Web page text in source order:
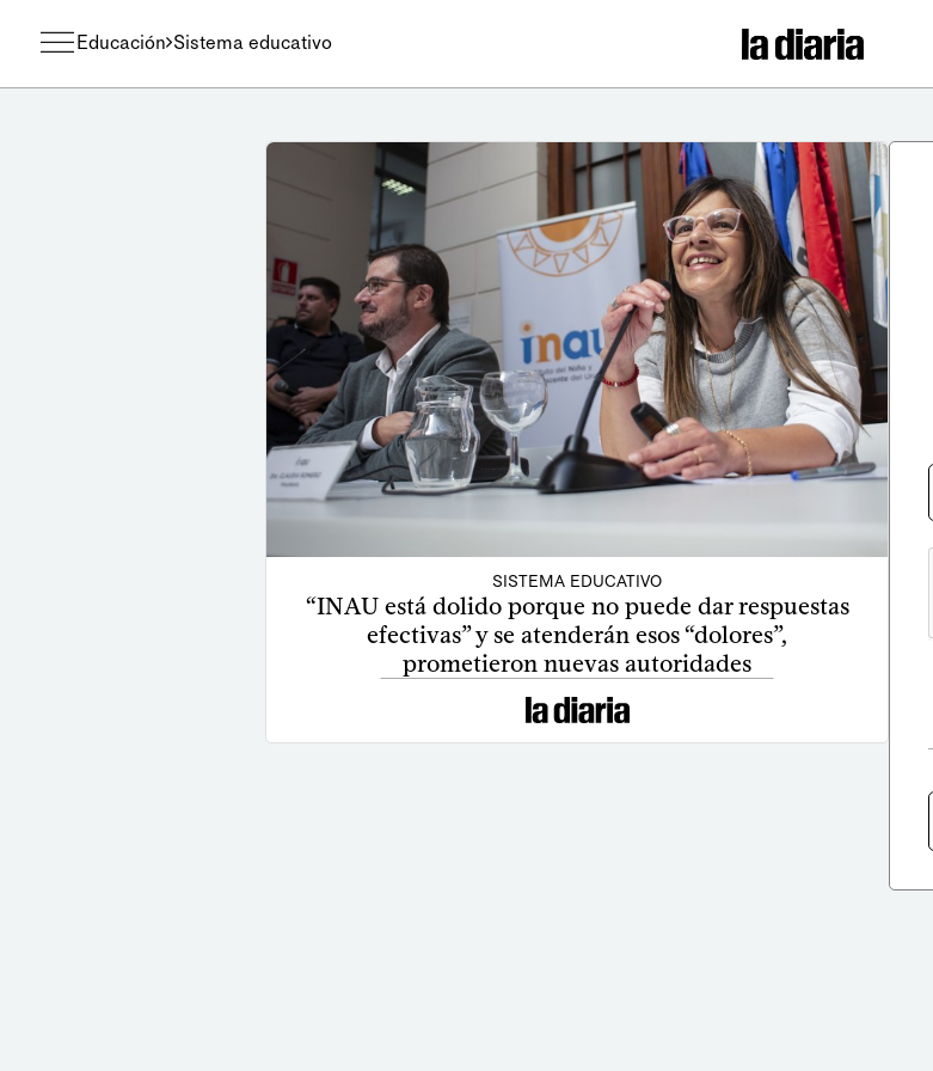
Educación Sistema educativo
SISTEMA EDUCATIVO
“INAU está dolido porque no puede dar respuestas
efectivas” y se atenderán esos “dolores”,
prometieron nuevas autoridades